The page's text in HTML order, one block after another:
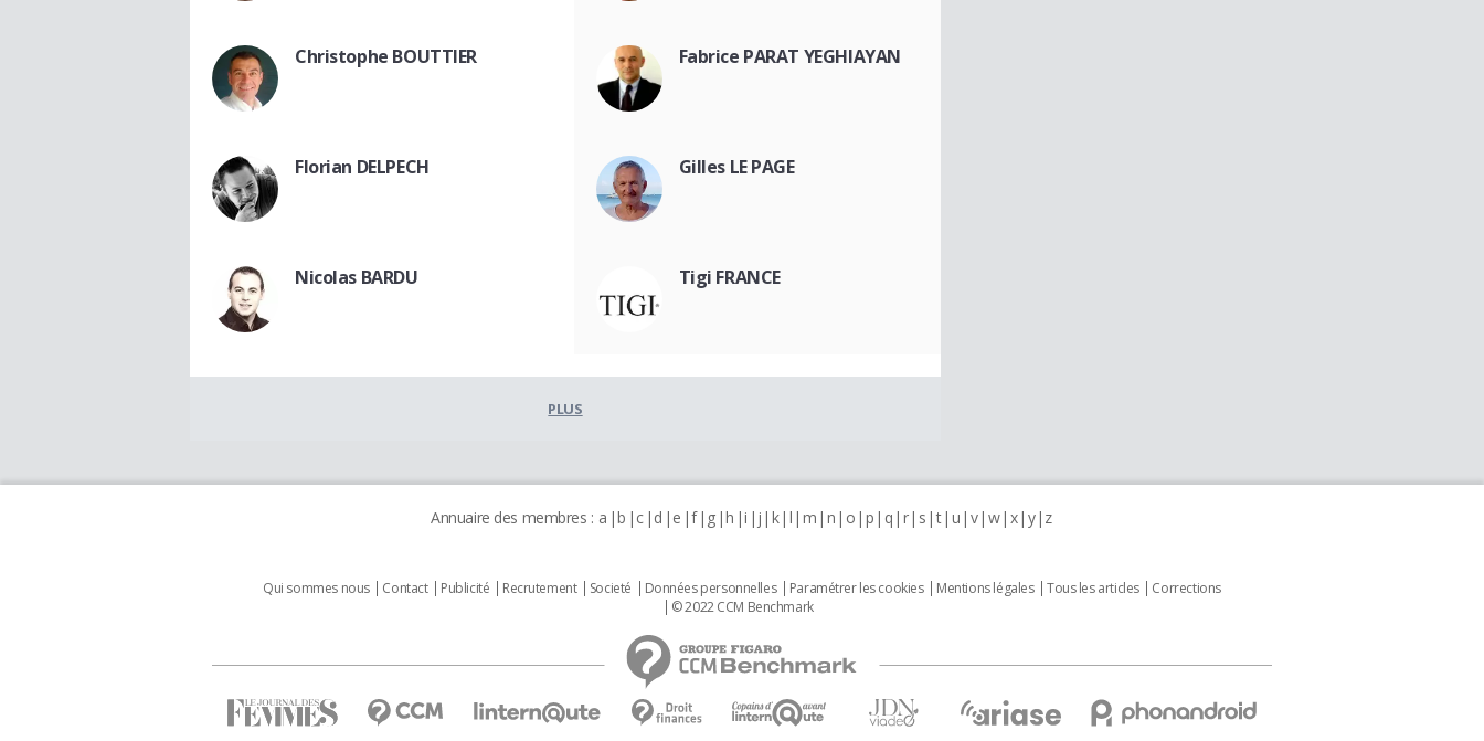
Christophe BOUTTIER Fabrice PARAT YEGHIAYAN
Florian DELPECH Gilles LE PAGE
Nicolas BARDU Tigi FRANCE
PLUS
Annuaire des membres : a b c d e f g h i j k l m n o p q r s t u v w x y z
Qui sommes nous Contact Publicité Recrutement Societé Données personnelles Paramétrer les cookies Mentions légales Tous les articles
Corrections
© 2022 CCM Benchmark